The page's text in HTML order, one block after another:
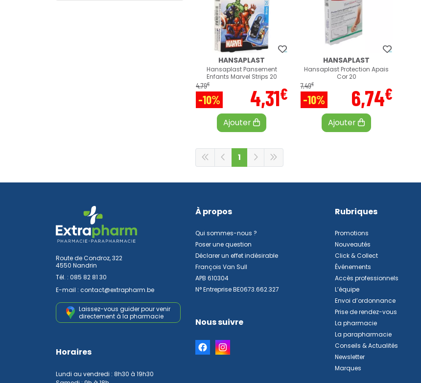
HANSAPLAST
Hansaplast Pansement
Enfants Marvel Strips 20
4,79€
-10% 4,31€
Ajouter
HANSAPLAST
Hansaplast Protection Apais
Cor 20
7,49€
-10% 6,74€
Ajouter
1
Route de Condroz, 322
4550 Nandrin
Tél. : 085 82 81 30
E-mail : contact@extrapharm.be
Laissez-vous guider pour venir
directement à la pharmacie
Horaires
Lundi au vendredi : 8h30 à 19h30
À propos
Qui sommes-nous ?
Poser une question
Déclarer un effet indésirable
François Van Sull
APB 610304
N° Entreprise BE0673.662.327
Nous suivre
Rubriques
Promotions
Nouveautés
Click & Collect
Événements
Accès professionnels
L’équipe
Envoi d’ordonnance
Prise de rendez-vous
La pharmacie
La parapharmacie
Conseils & Actualités
Newsletter
Marques